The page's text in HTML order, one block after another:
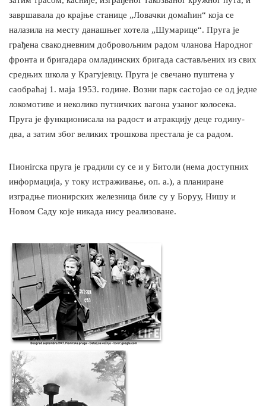
завршавала до крајње станице „Ловачки домаћин“ која се
налазила на месту данашњег хотела „Шумарице“. Пруга је
грађена свакодневним добровољним радом чланова Народног
фронта и бригадара омладинских бригада састављених из свих
средњих школа у Крагујевцу. Пруга је свечано пуштена у
саобраћај 1. маја 1953. године. Возни парк састојао се од једне
локомотиве и неколико путничких вагона узаног колосека.
Пруга је функционисала на радост и атракцију деце годину-
два, а затим због великих трошкова престала је са радом.
Пионirска пруга је градили су се и у Битоли (нема доступних
информација, у току истраживање, оп. а.), а планиране
изградње пионирских железница биле су у Боруу, Нишу и
Новом Саду које никада нису реализоване.